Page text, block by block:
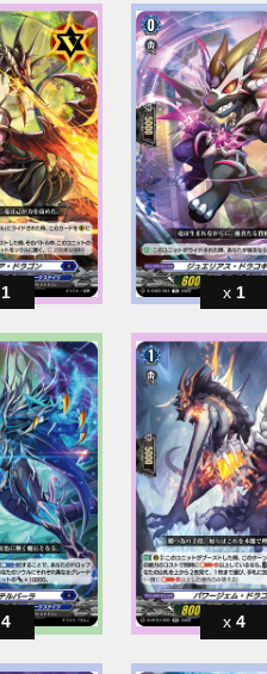
1 1
4 4